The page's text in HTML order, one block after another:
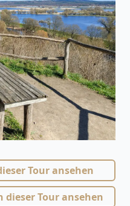
Tour ansehen
dieser Tour ansehen